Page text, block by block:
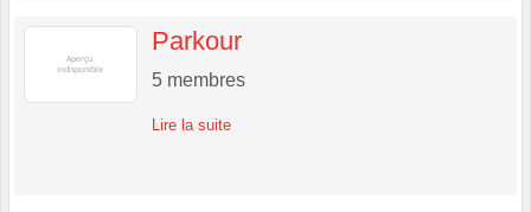
Parkour
5 membres
Lire la suite